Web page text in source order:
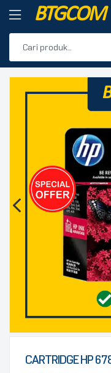
BTGCOM
PRODUK
PRODUK
CARTRIDGE HP